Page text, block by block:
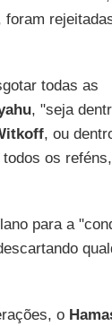
foram
todas as
, "seja
, ou
os
para a
o